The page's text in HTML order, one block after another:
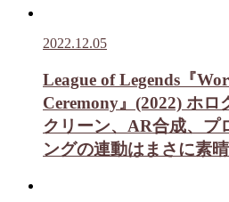
2022.12.05
League of Legends『
Ceremony』(2022) ホ
クリーン、AR合成、プ
ングの連動はまさに素